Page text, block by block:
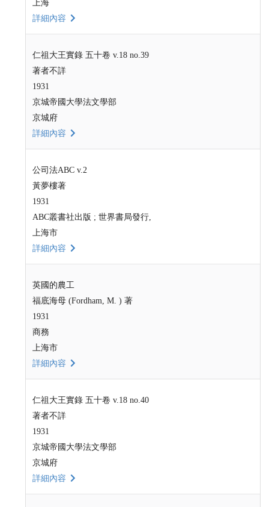
上海
詳細內容
仁祖大王實錄 五十卷 v.18 no.39
著者不詳
1931
京城帝國大學法文學部
京城府
詳細內容
公司法ABC v.2
黃夢樓著
1931
ABC叢書社出版 ; 世界書局發行,
上海市
詳細內容
英國的農工
福底海母 (Fordham, M. ) 著
1931
商務
上海市
詳細內容
仁祖大王實錄 五十卷 v.18 no.40
著者不詳
1931
京城帝國大學法文學部
京城府
詳細內容